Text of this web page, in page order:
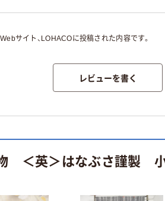
サイト、LOHACOに投稿された内容です。
レビューを書く
＜英＞はなぶさ謹